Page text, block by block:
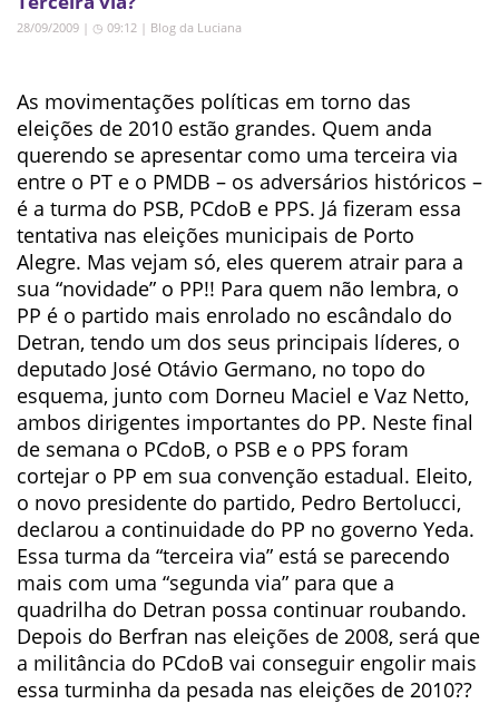
28/09/2009 | ◷ 09:12 | Blog da Luciana
As movimentações políticas em torno das
eleições de 2010 estão grandes. Quem anda
querendo se apresentar como uma terceira via
entre o PT e o PMDB – os adversários históricos –
é a turma do PSB, PCdoB e PPS. Já fizeram essa
tentativa nas eleições municipais de Porto
Alegre. Mas vejam só, eles querem atrair para a
sua “novidade” o PP!! Para quem não lembra, o
PP é o partido mais enrolado no escândalo do
Detran, tendo um dos seus principais líderes, o
deputado José Otávio Germano, no topo do
esquema, junto com Dorneu Maciel e Vaz Netto,
ambos dirigentes importantes do PP. Neste final
de semana o PCdoB, o PSB e o PPS foram
cortejar o PP em sua convenção estadual. Eleito,
o novo presidente do partido, Pedro Bertolucci,
declarou a continuidade do PP no governo Yeda.
Essa turma da “terceira via” está se parecendo
mais com uma “segunda via” para que a
quadrilha do Detran possa continuar roubando.
Depois do Berfran nas eleições de 2008, será que
a militância do PCdoB vai conseguir engolir mais
essa turminha da pesada nas eleições de 2010??